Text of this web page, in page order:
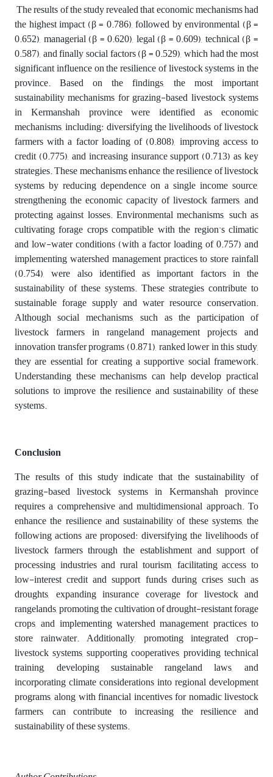
The results of the study revealed that economic mechanisms had
the highest impact (β = 0.786), followed by environmental (β =
0.652), managerial (β = 0.620), legal (β = 0.609), technical (β =
0.587), and finally social factors (β = 0.529), which had the most
significant influence on the resilience of livestock systems in the
province. Based on the findings, the most important
sustainability mechanisms for grazing-based livestock systems
in Kermanshah province were identified as economic
mechanisms, including: diversifying the livelihoods of livestock
farmers with a factor loading of (0.808), improving access to
credit (0.775), and increasing insurance support (0.713) as key
strategies. These mechanisms enhance the resilience of livestock
systems by reducing dependence on a single income source,
strengthening the economic capacity of livestock farmers, and
protecting against losses. Environmental mechanisms, such as
cultivating forage crops compatible with the region's climatic
and low-water conditions (with a factor loading of 0.757) and
implementing watershed management practices to store rainfall
(0.754), were also identified as important factors in the
sustainability of these systems. These strategies contribute to
sustainable forage supply and water resource conservation.
Although social mechanisms, such as the participation of
livestock farmers in rangeland management projects and
innovation transfer programs (0.871), ranked lower in this study,
they are essential for creating a supportive social framework.
Understanding these mechanisms can help develop practical
solutions to improve the resilience and sustainability of these
systems.
Conclusion
The results of this study indicate that the sustainability of
grazing-based livestock systems in Kermanshah province
requires a comprehensive and multidimensional approach. To
enhance the resilience and sustainability of these systems, the
following actions are proposed: diversifying the livelihoods of
livestock farmers through the establishment and support of
processing industries and rural tourism, facilitating access to
low-interest credit and support funds during crises such as
droughts, expanding insurance coverage for livestock and
rangelands, promoting the cultivation of drought-resistant forage
crops, and implementing watershed management practices to
store rainwater. Additionally, promoting integrated crop-
livestock systems, supporting cooperatives, providing technical
training, developing sustainable rangeland laws, and
incorporating climate considerations into regional development
programs, along with financial incentives for nomadic livestock
farmers, can contribute to increasing the resilience and
sustainability of these systems.